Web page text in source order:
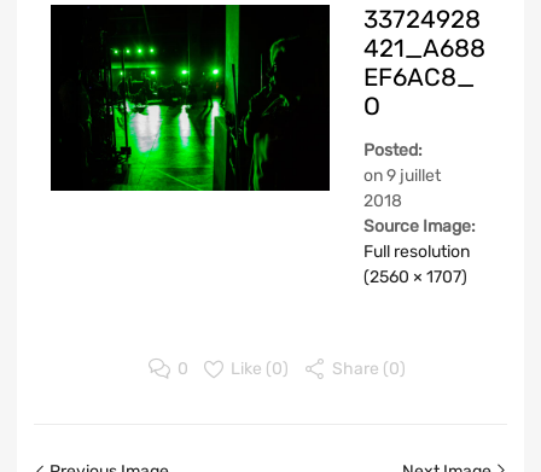
33724928
421_A688
EF6AC8_
O
Posted:
on9 juillet
2018
Source Image:
Full resolution
(2560 × 1707)
0 Like (0) Share (0)